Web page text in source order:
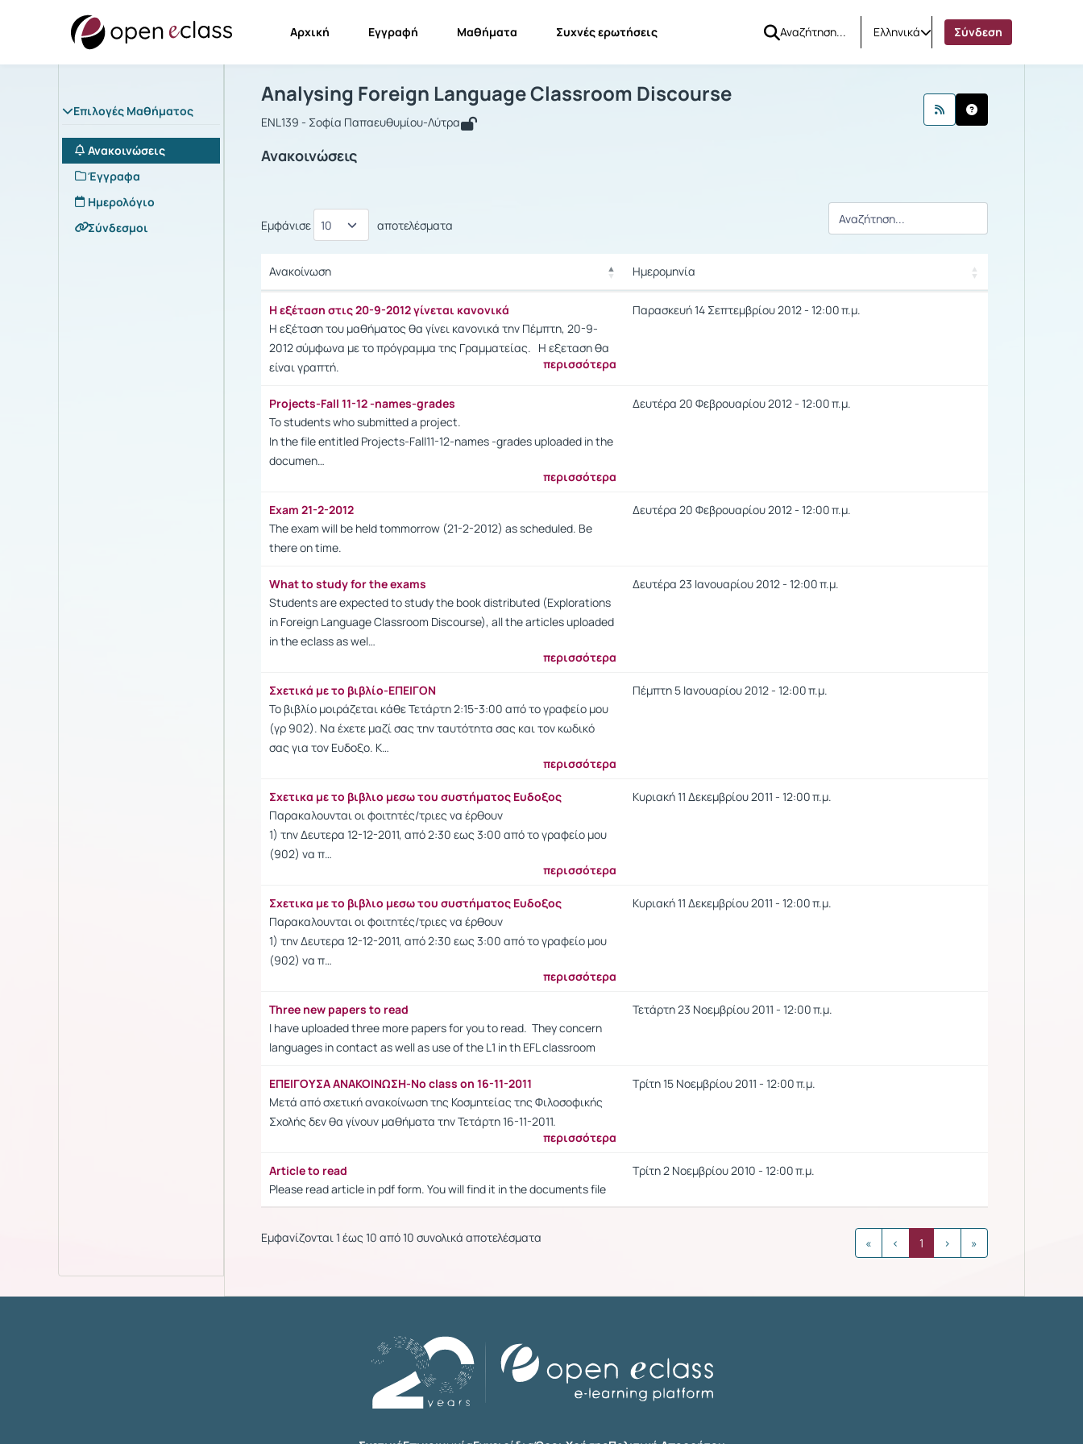
Αρχική Εγγραφή Μαθήματα Συχνές ερωτήσεις Ελληνικά Σύνδεση
Επιλογές Μαθήματος
Ανακοινώσεις
Έγγραφα
Ημερολόγιο
Σύνδεσμοι
Μάθημα : Analysing Foreign Language Classroom Discourse
Analysing Foreign Language Classroom Discourse
ENL139 - Σοφία Παπαευθυμίου-Λύτρα
Ανακοινώσεις
Εμφάνισε αποτελέσματα
Ανακοίνωση
Ημερομηνία
Ρυθμίσεις επιλογής / Αποτελέσματα
Ρυθμίσεις επιλογής / Αποτελέσματα
Η εξέταση στις 20-9-2012 γίνεται κανονικά
Η εξέταση του μαθήματος θα γίνει κανονικά την Πέμπτη, 20-9-
2012 σύμφωνα με το πρόγραμμα της Γραμματείας. Η εξεταση θα
είναι γραπτή.
περισσότερα
Παρασκευή 14 Σεπτεμβρίου 2012 - 12:00 π.μ.
Projects-Fall 11-12 -names-grades
To students who submitted a project.
In the file entitled Projects-Fall11-12-names -grades uploaded in the
documen…
περισσότερα
Δευτέρα 20 Φεβρουαρίου 2012 - 12:00 π.μ.
Exam 21-2-2012
The exam will be held tommorrow (21-2-2012) as scheduled. Be
there on time.
Δευτέρα 20 Φεβρουαρίου 2012 - 12:00 π.μ.
What to study for the exams
Students are expected to study the book distributed (Explorations
in Foreign Language Classroom Discourse), all the articles uploaded
in the eclass as wel…
περισσότερα
Δευτέρα 23 Ιανουαρίου 2012 - 12:00 π.μ.
Σχετικά με το βιβλίο-ΕΠΕΙΓΟΝ
Το βιβλίο μοιράζεται κάθε Τετάρτη 2:15-3:00 από το γραφείο μου
(γρ 902). Να έχετε μαζί σας την ταυτότητα σας και τον κωδικό
σας για τον Ευδοξο. Κ…
περισσότερα
Πέμπτη 5 Ιανουαρίου 2012 - 12:00 π.μ.
Σχετικα με το βιβλιο μεσω του συστήματος Ευδοξος
Παρακαλουνται οι φοιτητές/τριες να έρθουν
1) την Δευτερα 12-12-2011, από 2:30 εως 3:00 από το γραφείο μου
(902) να π…
περισσότερα
Κυριακή 11 Δεκεμβρίου 2011 - 12:00 π.μ.
Σχετικα με το βιβλιο μεσω του συστήματος Ευδοξος
Παρακαλουνται οι φοιτητές/τριες να έρθουν
1) την Δευτερα 12-12-2011, από 2:30 εως 3:00 από το γραφείο μου
(902) να π…
περισσότερα
Κυριακή 11 Δεκεμβρίου 2011 - 12:00 π.μ.
Three new papers to read
I have uploaded three more papers for you to read. They concern
languages in contact as well as use of the L1 in th EFL classroom
Τετάρτη 23 Νοεμβρίου 2011 - 12:00 π.μ.
EΠΕΙΓΟΥΣΑ ΑΝΑΚΟΙΝΩΣΗ-No class on 16-11-2011
Μετά από σχετική ανακοίνωση της Κοσμητείας της Φιλοσοφικής
Σχολής δεν θα γίνουν μαθήματα την Τετάρτη 16-11-2011.
περισσότερα
Τρίτη 15 Νοεμβρίου 2011 - 12:00 π.μ.
Article to read
Please read article in pdf form. You will find it in the documents file
Τρίτη 2 Νοεμβρίου 2010 - 12:00 π.μ.
Εμφανίζονται 1 έως 10 από 10 συνολικά αποτελέσματα « ‹ 1 › »